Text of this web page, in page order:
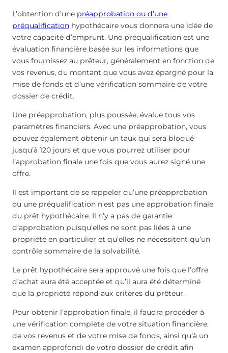
L’obtention d’une préapprobation ou d’une
préqualification hypothécaire vous donnera une idée de
votre capacité d’emprunt. Une préqualification est une
évaluation financière basée sur les informations que
vous fournissez au prêteur, généralement en fonction de
vos revenus, du montant que vous avez épargné pour la
mise de fonds et d’une vérification sommaire de votre
dossier de crédit.
Une préapprobation, plus poussée, évalue tous vos
paramètres financiers. Avec une préapprobation, vous
pouvez également obtenir un taux qui sera bloqué
jusqu’à 120 jours et que vous pourrez utiliser pour
l’approbation finale une fois que vous aurez signé une
offre.
Il est important de se rappeler qu’une préapprobation
ou une préqualification n’est pas une approbation finale
du prêt hypothécaire. Il n’y a pas de garantie
d’approbation puisqu’elles ne sont pas liées à une
propriété en particulier et qu’elles ne nécessitent qu’un
contrôle sommaire de la solvabilité.
Le prêt hypothécaire sera approuvé une fois que l’offre
d’achat aura été acceptée et qu’il aura été déterminé
que la propriété répond aux critères du prêteur.
Pour obtenir l’approbation finale, il faudra procéder à
une vérification complète de votre situation financière,
de vos revenus et de votre mise de fonds, ainsi qu’à un
examen approfondi de votre dossier de crédit afin